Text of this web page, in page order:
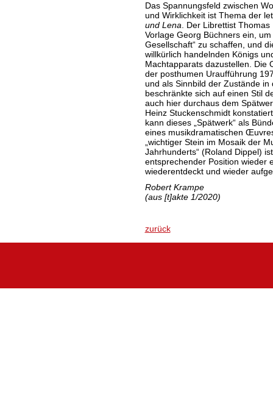
Das Spannungsfeld zwischen
und Wirklichkeit ist Thema der
und Lena . Der Librettist
Vorlage Georg Büchners ein,
Gesellschaft“ zu schaffen, und
willkürlich handelnden Königs
Machtapparats dazustellen. Die
der posthumen Uraufführung
und als Sinnbild der Zustände
beschränkte sich auf einen Stil
auch hier durchaus dem
Heinz Stuckenschmidt
kann dieses „Spätwerk“ als
eines musikdramatischen
„wichtiger Stein im Mosaik der
Jahrhunderts“ (Roland Dippel)
entsprechender Position wieder
wiederentdeckt und wieder
Robert Krampe
(aus [t]akte 1/2020)
zurück